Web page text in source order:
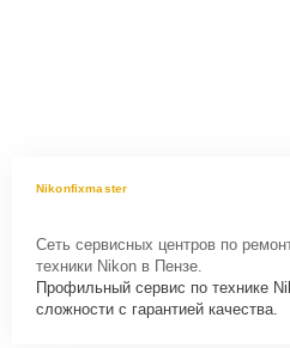
Nikonfixmaster
Сеть сервисных центров по
техники Nikon в Пензе.
Профильный сервис по технике
сложности с гарантией качества.